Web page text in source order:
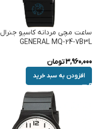
ساعت مچی مردانه کاسیو جنرال
GENERAL MQ-24-7B3L
3,960,000تومان
افزودن به سبد خرید